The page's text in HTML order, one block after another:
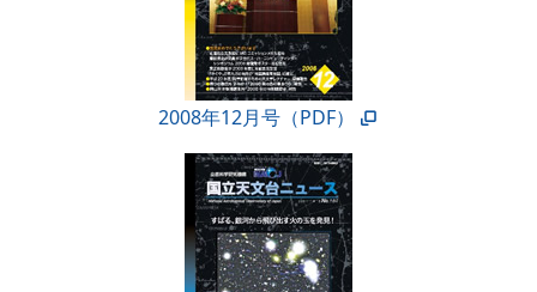
2008年12月号（PDF）